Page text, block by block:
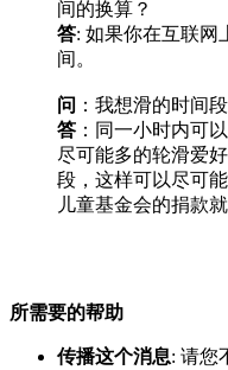
间的换算？
答: 如果你在互联网
间。
问 ：我想滑的时间
答 ：同一小时内可
尽可能多的轮滑爱
段，这样可以尽可
儿童基金会的捐款就
所需要的帮助
传播这个消息: 请您